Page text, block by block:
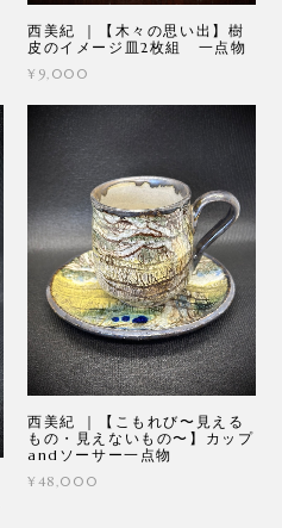
西美紀 ｜【木々の思い出】樹
皮のイメージ皿2枚組 一点物
¥9,000
西美紀 ｜【こもれび〜見える
もの・見えないもの〜】カップ
andソーサー一点物
¥48,000